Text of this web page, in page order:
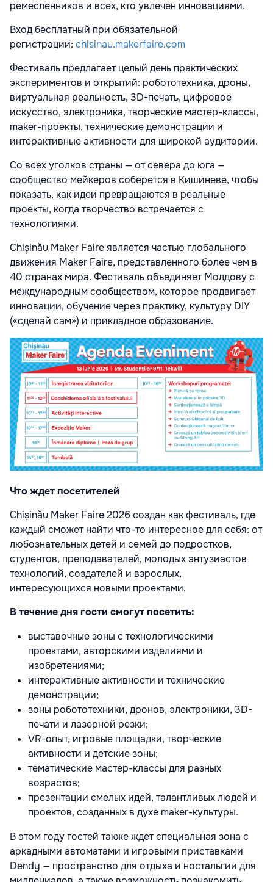
ремесленников и всех, кто увлечен инновациями.
Вход бесплатный при обязательной
регистрации: chisinau.makerfaire.com
Фестиваль предлагает целый день практических
экспериментов и открытий: робототехника, дроны,
виртуальная реальность, 3D-печать, цифровое
искусство, электроника, творческие мастер-классы,
maker-проекты, технические демонстрации и
интерактивные активности для широкой аудитории.
Со всех уголков страны — от севера до юга —
сообщество мейкеров соберется в Кишиневе, чтобы
показать, как идеи превращаются в реальные
проекты, когда творчество встречается с
технологиями.
Chișinău Maker Faire является частью глобального
движения Maker Faire, представленного более чем в
40 странах мира. Фестиваль объединяет Молдову с
международным сообществом, которое продвигает
инновации, обучение через практику, культуру DIY
(«сделай сам») и прикладное образование.
Что ждет посетителей
Chișinău Maker Faire 2026 создан как фестиваль, где
каждый сможет найти что-то интересное для себя: от
любознательных детей и семей до подростков,
студентов, преподавателей, молодых энтузиастов
технологий, создателей и взрослых,
интересующихся новыми проектами.
В течение дня гости смогут посетить:
выставочные зоны с технологическими
проектами, авторскими изделиями и
изобретениями;
интерактивные активности и технические
демонстрации;
зоны робототехники, дронов, электроники, 3D-
печати и лазерной резки;
VR-опыт, игровые площадки, творческие
активности и детские зоны;
тематические мастер-классы для разных
возрастов;
презентации смелых идей, талантливых людей и
проектов, созданных в духе maker-культуры.
В этом году гостей также ждет специальная зона с
аркадными автоматами и игровыми приставками
Dendy — пространство для отдыха и ностальгии для